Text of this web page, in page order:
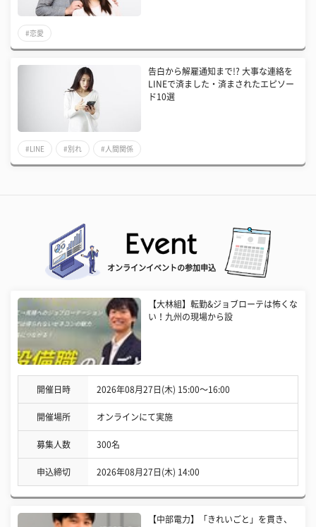
#恋愛
告白から解雇通知まで!? 大事な連絡を
LINEで済ました・済まされたエピソー
ド10選
#LINE #別れ #人間関係
オンラインイベントの参加申込
【大林組】転勤&ジョブローテは怖くな
い！九州の現場から設
開催日時 2026年08月27日(木) 15:00〜16:00
開催場所 オンラインにて実施
募集人数 300名
申込締切 2026年08月27日(木) 14:00
【中部電力】「きれいごと」を貫き、